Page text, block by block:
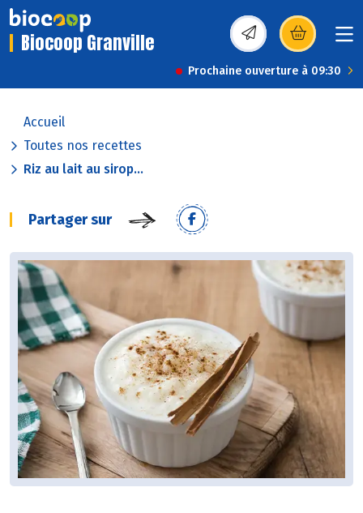
Biocoop Granville (s’ouvre dans une
Prochaine ouverture à 09:30
Accueil
Toutes nos recettes
Riz au lait au sirop...
Partager sur